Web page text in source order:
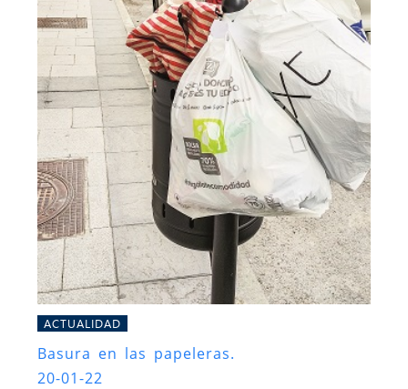
ACTUALIDAD
Basura en las papeleras.
20-01-22